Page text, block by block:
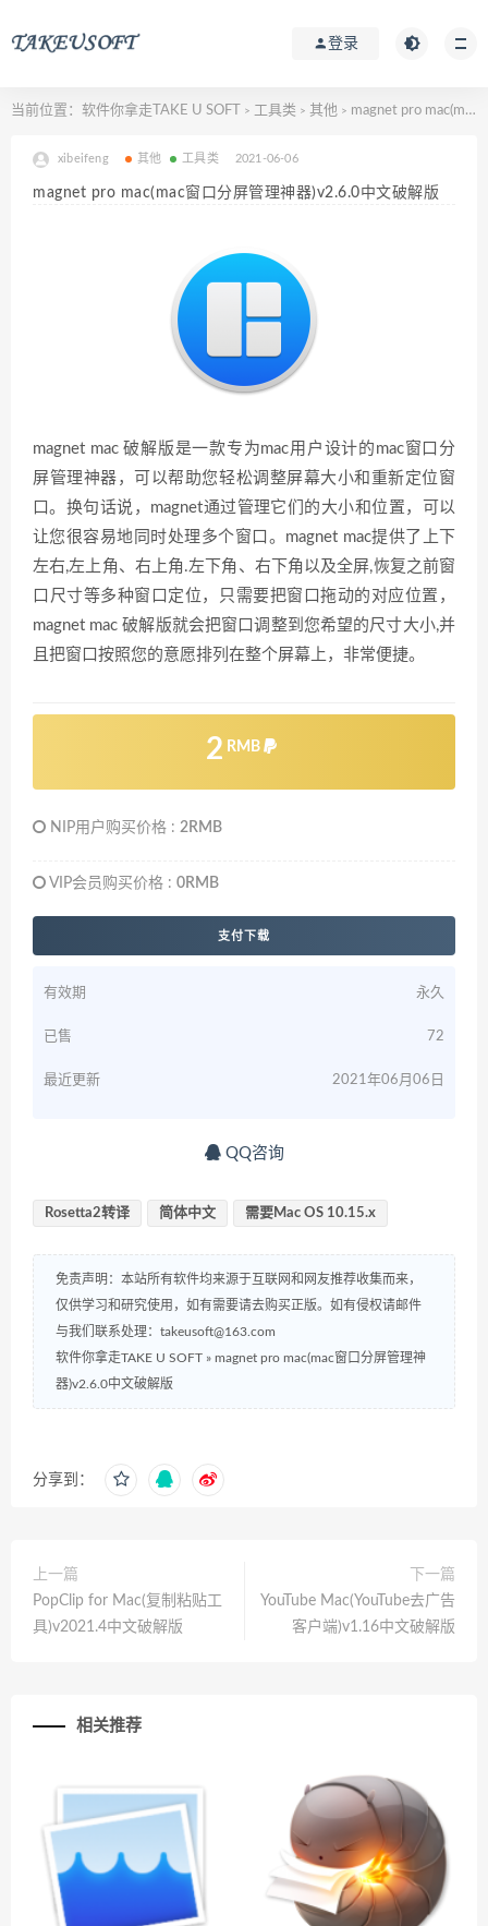
登录
当前位置： 软件你拿走TAKE U SOFT > 工具类 > 其他 > magnet pro mac(mac窗口分屏管理神器)v2.6.0中文破解版
xibeifeng 其他 工具类 2021-06-06
magnet pro mac(mac窗口分屏管理神器)v2.6.0中文破解版
magnet mac 破解版是一款专为mac用户设计的mac窗口分
屏管理神器，可以帮助您轻松调整屏幕大小和重新定位窗
口。换句话说，magnet通过管理它们的大小和位置，可以
让您很容易地同时处理多个窗口。magnet mac提供了上下
左右,左上角、右上角.左下角、右下角以及全屏,恢复之前窗
口尺寸等多种窗口定位，只需要把窗口拖动的对应位置，
magnet mac 破解版就会把窗口调整到您希望的尺寸大小,并
且把窗口按照您的意愿排列在整个屏幕上，非常便捷。
2 RMB
NIP用户购买价格 : 2RMB
VIP会员购买价格 : 0RMB
支付下载
有效期 永久
已售 72
最近更新 2021年06月06日
QQ咨询
Rosetta2转译 简体中文 需要Mac OS 10.15.x
免责声明：本站所有软件均来源于互联网和网友推荐收集而来，
仅供学习和研究使用，如有需要请去购买正版。如有侵权请邮件
与我们联系处理：takeusoft@163.com
软件你拿走TAKE U SOFT » magnet pro mac(mac窗口分屏管理神
器)v2.6.0中文破解版
分享到：
上一篇
PopClip for Mac(复制粘贴工
具)v2021.4中文破解版
下一篇
YouTube Mac(YouTube去广告
客户端)v1.16中文破解版
相关推荐